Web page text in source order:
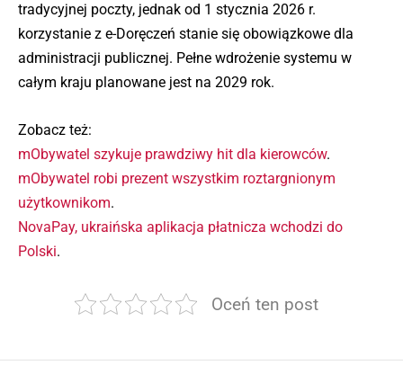
tradycyjnej poczty, jednak od 1 stycznia 2026 r.
korzystanie z e-Doręczeń stanie się obowiązkowe dla
administracji publicznej. Pełne wdrożenie systemu w
całym kraju planowane jest na 2029 rok.
Zobacz też:
mObywatel szykuje prawdziwy hit dla kierowców.
mObywatel robi prezent wszystkim roztargnionym
użytkownikom.
NovaPay, ukraińska aplikacja płatnicza wchodzi do
Polski.
Oceń ten post